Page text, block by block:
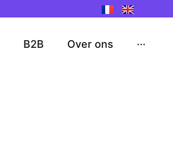
B2B Over ons ···